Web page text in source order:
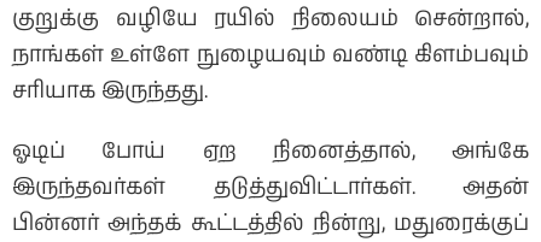
குறுக்கு வழியே ரயில் நிலையம் சென்றால்,
நாங்கள் உள்ளே நுழையவும் வண்டி கிளம்பவும்
சரியாக இருந்தது.
ஓடிப் போய் ஏற நினைத்தால், அங்கே
இருந்தவர்கள் தடுத்துவிட்டார்கள். அதன்
பின்னர் அந்தக் கூட்டத்தில் நின்று, மதுரைக்குப்